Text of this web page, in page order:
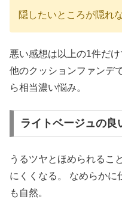
隠したいところが隠れ
悪い感想は以上の1件だけ
他のクッションファンデ
ら相当濃い悩み。
ライトベージュの良
うるツヤとほめられるこ
にくくなる。 なめらかに
も自然。